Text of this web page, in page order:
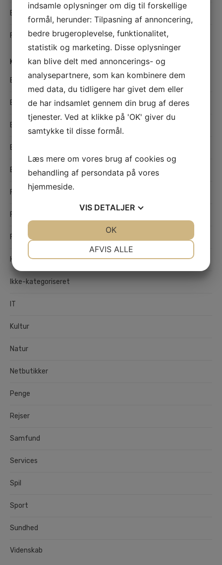
Effektiv hårfjerning med sugaring
Find den rette maler i Hedensted til kvalitetsmalerarbejde
KATEGORIER
Bolig
Børn og unge
Butikker
Byggebranchen
Erhverv
Flytning og Transport
Forsikring
Fritid
Hjemmet
Ikke-kategoriseret
IT
Kultur
Natur
Netbutikker
Penge
Rejser
Samfund
Services
Spil
Sport
Sundhed
Videnskab
indsamle oplysninger om dig til forskellige
formål, herunder: Tilpasning af annoncering,
bedre brugeroplevelse, funktionalitet,
statistik og marketing. Disse oplysninger
kan blive delt med annoncerings- og
analysepartnere, som kan kombinere dem
med data, du tidligere har givet dem eller
de har indsamlet gennem din brug af deres
tjenester. Ved at klikke på 'OK' giver du
samtykke til disse formål.
Læs mere om vores brug af cookies og
behandling af persondata på vores
hjemmeside.
VIS DETALJER
MARKETING
AFVIS ALLE
OK